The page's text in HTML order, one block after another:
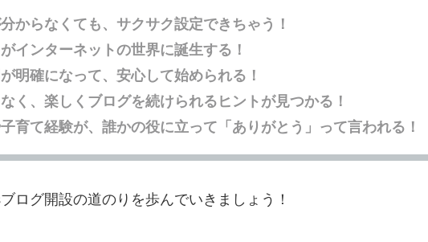
からなくても、サクサク設定できちゃう！
インターネットの世界に誕生する！
明確になって、安心して始められる！
く、楽しくブログを続けられるヒントが見つかる！
育て経験が、誰かの役に立って「ありがとう」って言われる！
ログ開設の道のりを歩んでいきましょう！